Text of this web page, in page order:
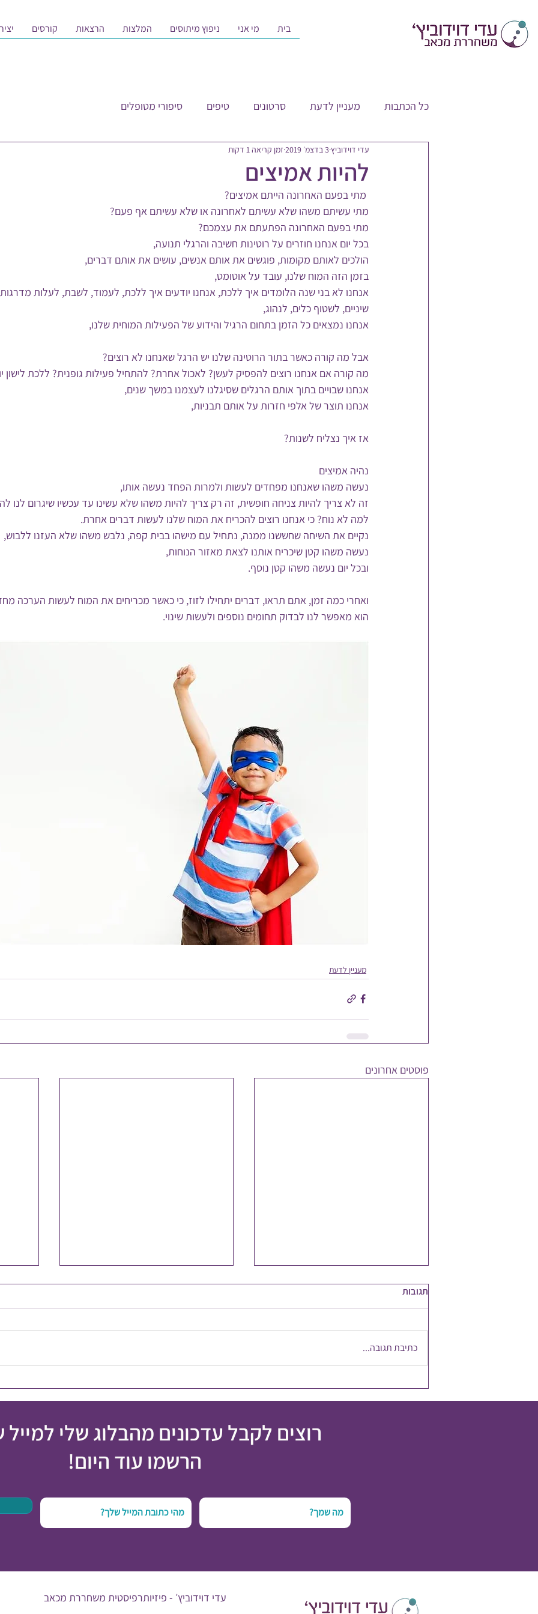
בית מי אני ניפוץ מיתוסים המלצות הרצאות קורסים
כל הכתבות מעניין לדעת סרטונים טיפים סיפורי מטופלים
להיות אמיצים
עדי דוידוביץ3 בדצמ׳ 2019 זמן קריאה 1 דקות
מתי עשיתם משהו שלא עשיתם לאחרונה או שלא עשיתם אף פעם?
מתי בפעם האחרונה הפתעתם את עצמכם?
בכל יום אנחנו חוזרים על רוטינות חשיבה והרגלי תנועה,
הולכים לאותם מקומות, פוגשים את אותם אנשים, עושים את אותם דברים,
בזמן הזה המוח שלנו, עובד על אוטומט,
אנחנו לא בני שנה הלומדים איך ללכת, אנחנו יודעים איך ללכת, לעמוד, לשבת, לעלות
שיניים, לשטוף כלים, לנהוג,
אנחנו נמצאים כל הזמן בתחום הרגיל והידוע של הפעילות המוחית שלנו,
אבל מה קורה כאשר בתור הרוטינה שלנו יש הרגל שאנחנו לא רוצים?
מה קורה אם אנחנו רוצים להפסיק לעשן? לאכול אחרת? להתחיל פעילות גופנית? ללכת לישון
אנחנו שבויים בתוך אותם הרגלים שסיגלנו לעצמנו במשך שנים,
אנחנו תוצר של אלפי חזרות על אותם תבניות,
אז איך נצליח לשנות?
נהיה אמיצים
נעשה משהו שאנחנו מפחדים לעשות ולמרות הפחד נעשה אותו,
זה לא צריך להיות צניחה חופשית, זה רק צריך להיות משהו שלא עשינו עד עכשיו שיגרום לנו
למה לא נוח? כי אנחנו רוצים להכריח את המוח שלנו לעשות דברים אחרת.
נקיים את השיחה שחששנו ממנה, נתחיל עם מישהו בבית קפה, נלבש משהו שלא העזנו ללבוש,
נעשה משהו קטן שיכריח אותנו לצאת מאזור הנוחות,
ובכל יום נעשה משהו קטן נוסף.
ואחרי כמה זמן, אתם תראו, דברים יתחילו לזוז, כי כאשר מכריחים את המוח לעשות הערכה
הוא מאפשר לנו לבדוק תחומים נוספים ולעשות שינוי.
מעניין לדעת
פוסטים אחרונים
להשקיע במשאב הכי חשוב
תגובות
כתיבת תגובה...
רוצים לקבל עדכונים מהבלוג שלי
הרשמו עוד היום!
עדי דוידוביץ׳ - פיזיותרפיסטית משחררת מכאב